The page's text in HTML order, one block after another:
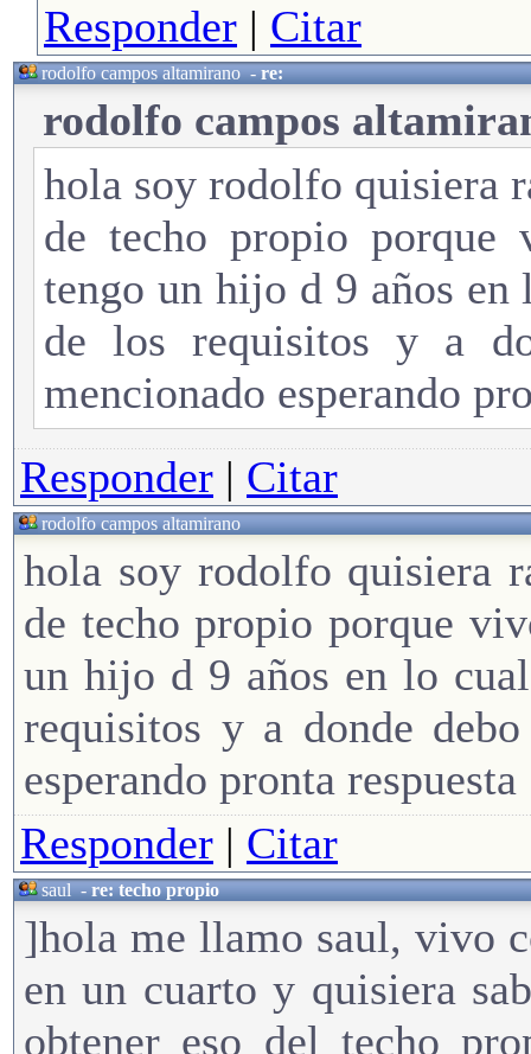
Responder | Citar
rodolfo campos altamirano-re:
rodolfo campos
hola soy rodolfo quisiera
de techo propio porque
tengo un hijo d 9 años en
de los requisitos y a
mencionado esperando
Responder | Citar
rodolfo campos altamirano
hola soy rodolfo quisiera
de techo propio porque
un hijo d 9 años en lo
requisitos y a donde
esperando pronta respuesta
Responder | Citar
saul-re: techo propio
]hola me llamo saul, vivo
en un cuarto y quisiera
obtener eso del techo